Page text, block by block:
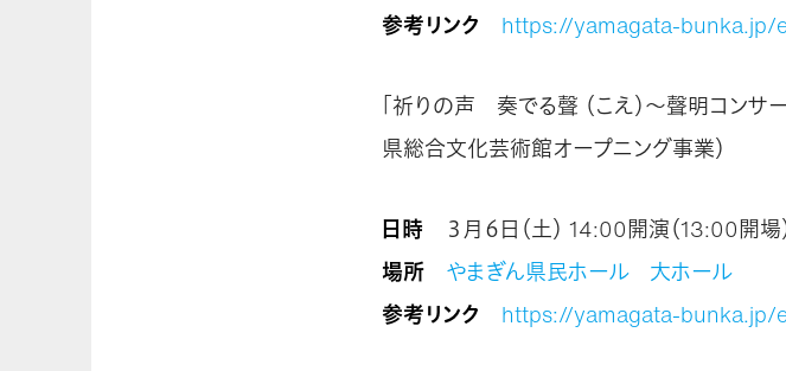
参考リンク https://yamagata-
「祈りの声 奏でる聲 （こえ）～聲明コン
県総合文化芸術館オープニング事業）
日時
３月６日（土） 14:00開演（13:00開場
場所 やまぎん県民ホール 大ホール
参考リンク https://yamagata-